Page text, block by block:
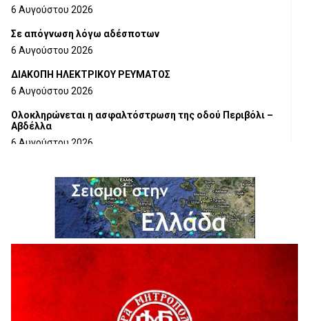
6 Αυγούστου 2026
Σε απόγνωση λόγω αδέσποτων
6 Αυγούστου 2026
ΔΙΑΚΟΠΗ ΗΛΕΚΤΡΙΚΟΥ ΡΕΥΜΑΤΟΣ
6 Αυγούστου 2026
Ολοκληρώνεται η ασφαλτόστρωση της οδού Περιβόλι –
Αβδέλλα
6 Αυγούστου 2026
5 Αυγούστου 2026
Ο ΑΝΔΡΕΑΣ ΑΣΛΑΝΙΔΗΣ ΣΥΝΕΧΙΖΕΙ ΣΤΟΝ ΠΡΩΤΕΑ
ΓΡΕΒΕΝΩΝ
5 Αυγούστου 2026
Ευχαριστήριο Εκπολιτιστικού Συλλόγου Ταξιάρχη προς κ.
Παρασχάκη Αθανάσιο
Διακοπή υδροδότησης του Α΄ κλάδου ύδρευσης